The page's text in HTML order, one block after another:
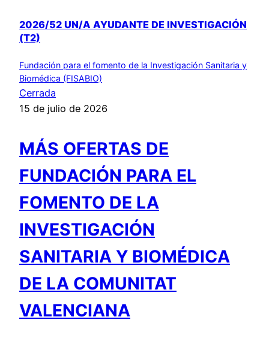
2026/52 UN/A AYUDANTE DE INVESTIGACIÓN
(T2)
Fundación para el fomento de la Investigación Sanitaria y
Biomédica (FISABIO)
Cerrada
15 de julio de 2026
MÁS OFERTAS DE
FUNDACIÓN PARA EL
FOMENTO DE LA
INVESTIGACIÓN
SANITARIA Y BIOMÉDICA
DE LA COMUNITAT
VALENCIANA